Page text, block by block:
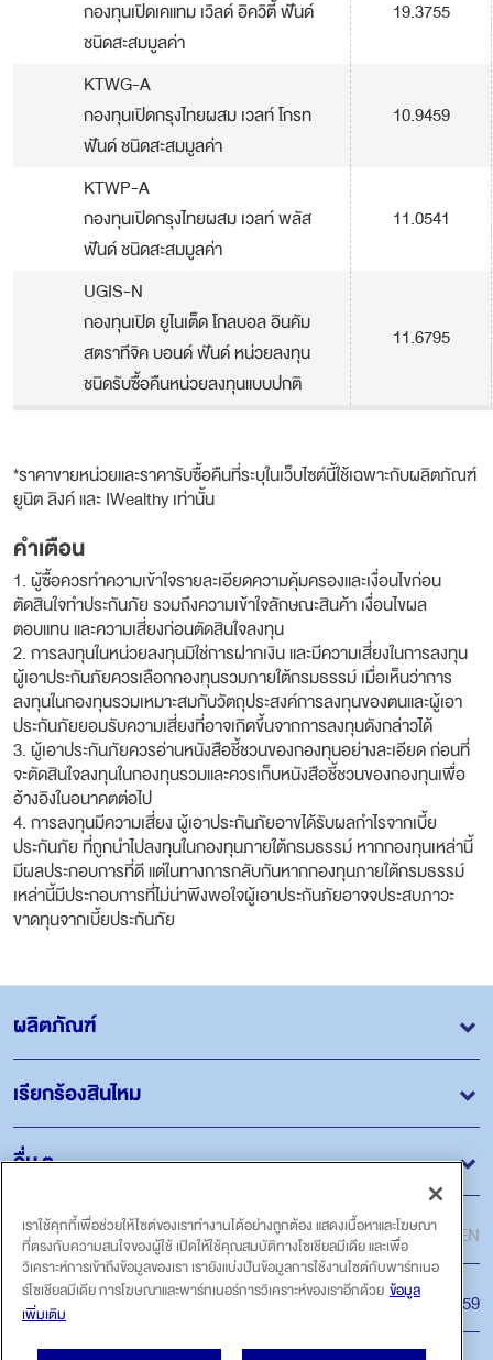
กองทุนเปิดเคแทม เวิลด์ อิควิตี้ ฟันด์
ชนิดสะสมมูลค่า
19.3755
KTWG-A
กองทุนเปิดกรุงไทยผสม เวลท์ โกรท
ฟันด์ ชนิดสะสมมูลค่า
10.9459
KTWP-A
กองทุนเปิดกรุงไทยผสม เวลท์ พลัส
ฟันด์ ชนิดสะสมมูลค่า
11.0541
UGIS-N
กองทุนเปิด ยูไนเต็ด โกลบอล อินคัม
สตราทีจิค บอนด์ ฟันด์ หน่วยลงทุน
ชนิดรับซื้อคืนหน่วยลงทุนแบบปกติ
11.6795
*ราคาขายหน่วยและราคารับซื้อคืนที่ระบุในเว็บไซต์นี้ใช้เฉพาะกับผลิตภัณฑ์
ยูนิต ลิงค์ และ IWealthy เท่านั้น
คำเตือน
1. ผู้ซื้อควรทำความเข้าใจรายละเอียดความคุ้มครองและเงื่อนไขก่อน
ตัดสินใจทำประกันภัย รวมถึงความเข้าใจลักษณะสินค้า เงื่อนไขผล
ตอบแทน และความเสี่ยงก่อนตัดสินใจลงทุน
2. การลงทุนในหน่วยลงทุนมิใช่การฝากเงิน และมีความเสี่ยงในการลงทุน
ผู้เอาประกันภัยควรเลือกกองทุนรวมภายใต้กรมธรรม์ เมื่อเห็นว่าการ
ลงทุนในกองทุนรวมเหมาะสมกับวัตถุประสงค์การลงทุนของตนและผู้เอา
ประกันภัยยอมรับความเสี่ยงที่อาจเกิดขึ้นจากการลงทุนดังกล่าวได้
3. ผู้เอาประกันภัยควรอ่านหนังสือชี้ชวนของกองทุนอย่างละเอียด ก่อนที่
จะตัดสินใจลงทุนในกองทุนรวมและควรเก็บหนังสือชี้ชวนของกองทุนเพื่อ
อ้างอิงในอนาคตต่อไป
4. การลงทุนมีความเสี่ยง ผู้เอาประกันภัยอาขได้รับผลกำไรจากเบี้ย
ประกันภัย ที่ถูกนำไปลงทุนในกองทุนภายใต้กรมธรรม์ หากกองทุนเหล่านี้
มีผลประกอบการที่ดี แต่ในทางการกลับกันหากกองทุนภายใต้กรมธรรม์
เหล่านี้มีประกอบการที่ไม่น่าพึงพอใจผู้เอาประกันภัยอาจจประสบภาวะ
ขาดทุนจากเบี้ยประกันภัย
ผลิตภัณฑ์
เรียกร้องสินไหม
อื่น ๆ
ภาษา
ไทย EN
สายด่วน โทร.1159
เราใช้คุกกี้เพื่อช่วยให้ไซต์ของเราทำงานได้อย่างถูกต้อง แสดงเนื้อหาและโฆษณา
ที่ตรงกับความสนใจของผู้ใช้ เปิดให้ใช้คุณสมบัติทางโซเชียลมีเดีย และเพื่อ
วิเคราะห์การเข้าถึงข้อมูลของเรา เรายังแบ่งปันข้อมูลการใช้งานไซต์กับพาร์ทเนอ
ร์โซเชียลมีเดีย การโฆษณาและพาร์ทเนอร์การวิเคราะห์ของเราอีกด้วย ข้อมูล
เพิ่มเติม